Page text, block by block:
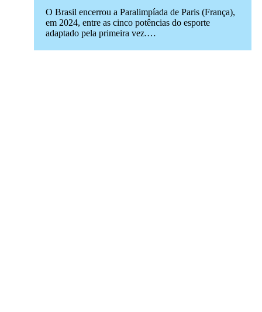
O Brasil encerrou a Paralimpíada de Paris (França),
em 2024, entre as cinco potências do esporte
adaptado pela primeira vez.…